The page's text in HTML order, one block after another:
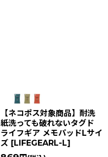
【ネコポス対象商品】耐洗
紙洗っても破れないタグド
ライフギア メモパッドLサイ
ズ [LIFEGEARL-L]